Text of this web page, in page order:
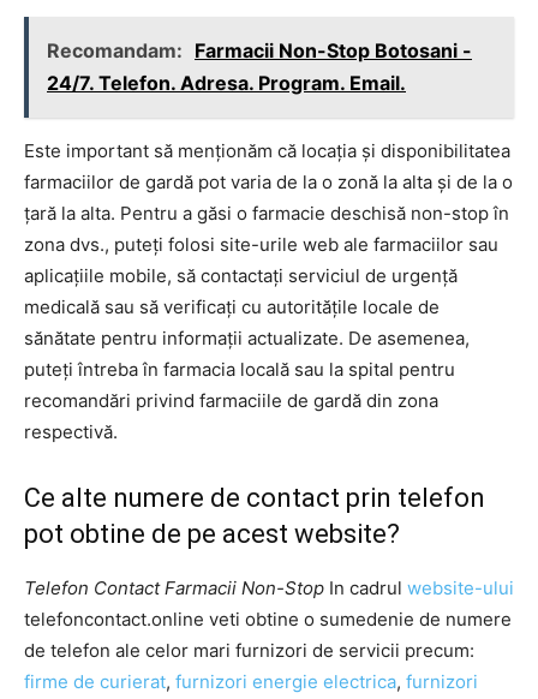
Recomandam: Farmacii Non-Stop Botosani -
24/7. Telefon. Adresa. Program. Email.
Este important să menționăm că locația și disponibilitatea
farmaciilor de gardă pot varia de la o zonă la alta și de la o
țară la alta. Pentru a găsi o farmacie deschisă non-stop în
zona dvs., puteți folosi site-urile web ale farmaciilor sau
aplicațiile mobile, să contactați serviciul de urgență
medicală sau să verificați cu autoritățile locale de
sănătate pentru informații actualizate. De asemenea,
puteți întreba în farmacia locală sau la spital pentru
recomandări privind farmaciile de gardă din zona
respectivă.
Ce alte numere de contact prin telefon
pot obtine de pe acest website?
Telefon Contact Farmacii Non-Stop In cadrul website-ului
telefoncontact.online veti obtine o sumedenie de numere
de telefon ale celor mari furnizori de servicii precum:
firme de curierat, furnizori energie electrica, furnizori